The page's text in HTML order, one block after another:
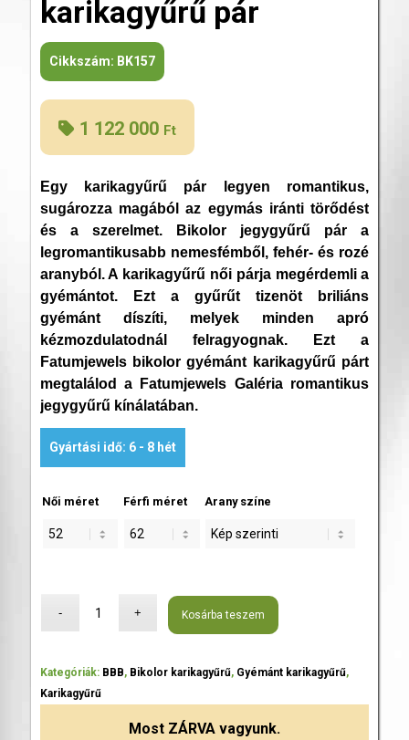
karikagyűrű pár
Cikkszám: BK157
1 122 000 Ft
Egy karikagyűrű pár legyen romantikus,
sugározza magából az egymás iránti törődést
és a szerelmet. Bikolor jegygyűrű pár a
legromantikusabb nemesfémből, fehér- és rozé
aranyból. A karikagyűrű női párja megérdemli a
gyémántot. Ezt a gyűrűt tizenöt briliáns
gyémánt díszíti, melyek minden apró
kézmozdulatodnál felragyognak. Ezt a
Fatumjewels bikolor gyémánt karikagyűrű párt
megtalálod a Fatumjewels Galéria romantikus
jegygyűrű kínálatában.
Gyártási idő: 6 - 8 hét
Női méret Férfi méret Arany színe
Kosárba teszem
Kategóriák: BBB, Bikolor karikagyűrű, Gyémánt karikagyűrű,
Karikagyűrű
Most ZÁRVAvagyunk.